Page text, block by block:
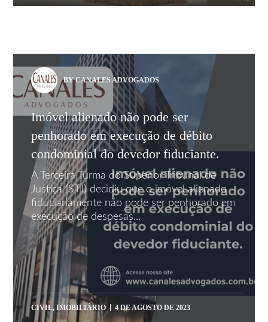
BY CANALES ADVOGADOS
Imóvel alienado não pode ser
penhorado em execução de débito
condominial do devedor fiduciante.
A Terceira Turma do Superior Tribunal de
Justiça (STJ) decidiu que o imóvel alienado
fiduciariamente não pode ser penhorado em
execução de despesas...
CIVIL,IMOBILIÁRIO 4 DE AGOSTO DE 2023